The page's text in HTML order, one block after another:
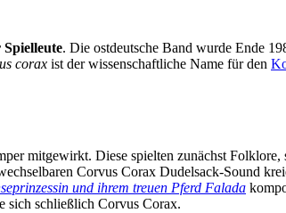
. Die ostdeutsche Band wurde Ende
corax ist der wissenschaftliche Name für den
mitgewirkt. Diese spielten zunächst Folklore,
Corvus Corax Dudelsack-Sound
und ihrem treuen Pferd Falada
sich schließlich Corvus Corax.